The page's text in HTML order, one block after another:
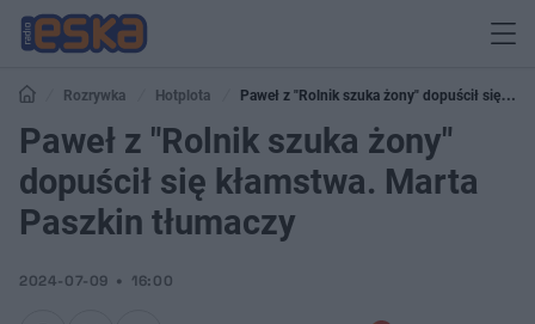
Rozrywka Hotplota
Paweł z "Rolnik szuka żony" dopuścił się
kłamstwa. Marta Paszkin tłumaczy
Paweł z "Rolnik szuka żony"
dopuścił się kłamstwa. Marta
Paszkin tłumaczy
2024-07-09 16:00